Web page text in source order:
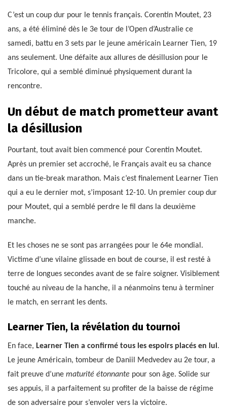
C’est un coup dur pour le tennis français. Corentin Moutet, 23
ans, a été éliminé dès le 3e tour de l’Open d’Australie ce
samedi, battu en 3 sets par le jeune américain Learner Tien, 19
ans seulement. Une défaite aux allures de désillusion pour le
Tricolore, qui a semblé diminué physiquement durant la
rencontre.
Un début de match prometteur avant
la désillusion
Pourtant, tout avait bien commencé pour Corentin Moutet.
Après un premier set accroché, le Français avait eu sa chance
dans un tie-break marathon. Mais c’est finalement Learner Tien
qui a eu le dernier mot, s’imposant 12-10. Un premier coup dur
pour Moutet, qui a semblé perdre le fil dans la deuxième
manche.
Et les choses ne se sont pas arrangées pour le 64e mondial.
Victime d’une vilaine glissade en bout de course, il est resté à
terre de longues secondes avant de se faire soigner. Visiblement
touché au niveau de la hanche, il a néanmoins tenu à terminer
le match, en serrant les dents.
Learner Tien, la révélation du tournoi
En face, Learner Tien a confirmé tous les espoirs placés en lui.
Le jeune Américain, tombeur de Daniil Medvedev au 2e tour, a
fait preuve d’une maturité étonnante pour son âge. Solide sur
ses appuis, il a parfaitement su profiter de la baisse de régime
de son adversaire pour s’envoler vers la victoire.